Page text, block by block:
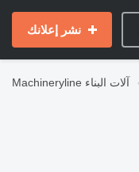
نشر إعلانك
Machineryline آلات البناء